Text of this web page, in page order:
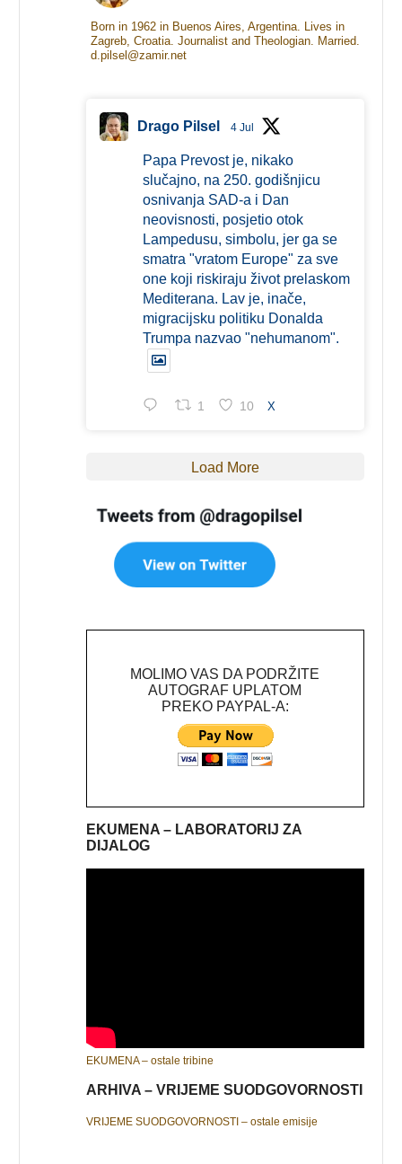
Born in 1962 in Buenos Aires, Argentina. Lives in
Zagreb, Croatia. Journalist and Theologian. Married.
d.pilsel@zamir.net
Drago Pilsel 4 Jul
Papa Prevost je, nikako
slučajno, na 250. godišnjicu
osnivanja SAD-a i Dan
neovisnosti, posjetio otok
Lampedusu, simbolu, jer ga se
smatra "vratom Europe" za sve
one koji riskiraju život prelaskom
Mediterana. Lav je, inače,
migracijsku politiku Donalda
Trumpa nazvao "nehumanom".
1 10 X
Load More
MOLIMO VAS DA PODRŽITE
AUTOGRAF UPLATOM
PREKO PAYPAL-A:
EKUMENA – LABORATORIJ ZA
DIJALOG
EKUMENA – ostale tribine
ARHIVA – VRIJEME SUODGOVORNOSTI
VRIJEME SUODGOVORNOSTI – ostale emisije